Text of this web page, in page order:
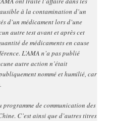
à la contamination d’un
d’un médicament lors d’une
autre test avant et après cet
de médicaments en cause
L’AMA n’a pas publié
autre action n’était
nommé et humilié, car
de communication des
C’est ainsi que d’autres titres